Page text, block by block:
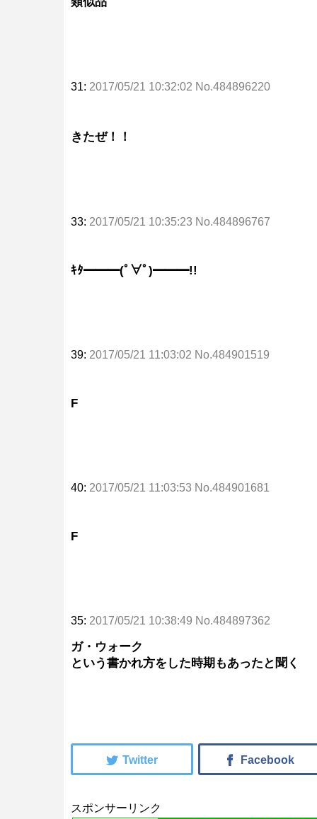
31: 2017/05/21 10:32:02 No.484896220
きたぜ！！
33: 2017/05/21 10:35:23 No.484896767
ｷﾀ━━━(ﾟ∀ﾟ)━━━!!
39: 2017/05/21 11:03:02 No.484901519
F
40: 2017/05/21 11:03:53 No.484901681
F
35: 2017/05/21 10:38:49 No.484897362
ガ・ウォーク
という書かれ方をした時期もあったと聞く
スポンサーリンク